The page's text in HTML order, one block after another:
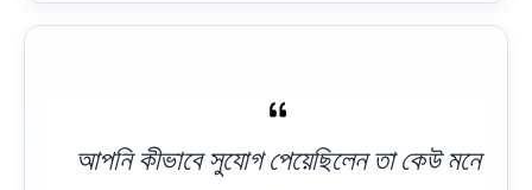
আপনি কীভাবে সুযোগ পেয়েছিলেন তা কেউ মনে